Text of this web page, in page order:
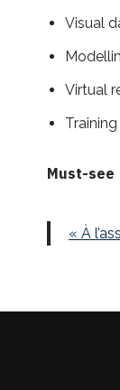
Visual
Virtual
Must-see
« À